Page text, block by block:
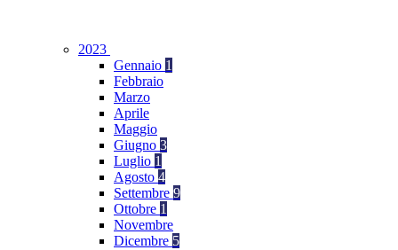
2023
Gennaio 1
Febbraio
Marzo
Aprile
Maggio
Giugno 3
Luglio 1
Agosto 4
Settembre 9
Ottobre 1
Novembre
Dicembre 5